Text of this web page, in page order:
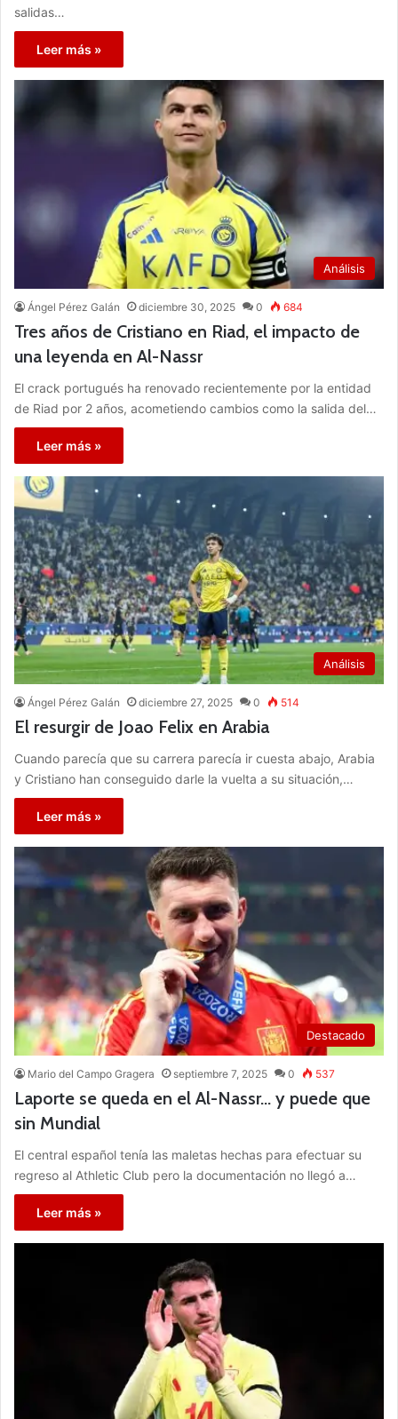
salidas…
Leer más »
Análisis
Ángel Pérez Galán diciembre 30, 2025 0 684
Tres años de Cristiano en Riad, el impacto de
una leyenda en Al-Nassr
El crack portugués ha renovado recientemente por la entidad
de Riad por 2 años, acometiendo cambios como la salida del…
Leer más »
Análisis
Ángel Pérez Galán diciembre 27, 2025 0 514
El resurgir de Joao Felix en Arabia
Cuando parecía que su carrera parecía ir cuesta abajo, Arabia
y Cristiano han conseguido darle la vuelta a su situación,…
Leer más »
Destacado
Mario del Campo Gragera septiembre 7, 2025 0 537
Laporte se queda en el Al-Nassr… y puede que
sin Mundial
El central español tenía las maletas hechas para efectuar su
regreso al Athletic Club pero la documentación no llegó a…
Leer más »